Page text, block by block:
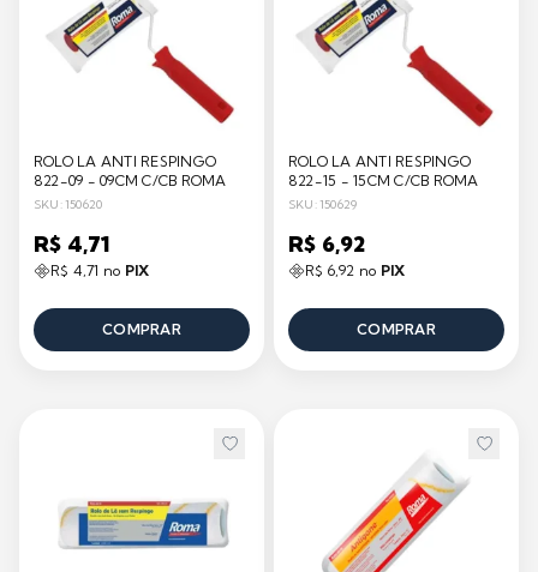
ROLO LA ANTI RESPINGO
822-09 - 09CM C/CB ROMA
SKU: 150620
R$ 4,71
R$ 4,71 no PIX
COMPRAR
ROLO LA ANTI RESPINGO
822-15 - 15CM C/CB ROMA
SKU: 150629
R$ 6,92
R$ 6,92 no PIX
COMPRAR